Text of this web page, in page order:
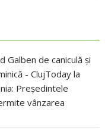
Galben de caniculă și
- ClujToday la
Președintele
vânzarea